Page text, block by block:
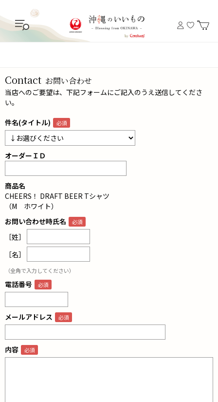
Contact お問い合わせ
当店へのご要望は、下記フォームにご記入のうえ送信してくださ
い。
件名(タイトル)
オーダーＩＤ
商品名
CHEERS！ DRAFT BEER Tシャツ
（M ホワイト）
お問い合わせ時氏名
［姓］
［名］
（全角で入力してください）
電話番号
メールアドレス
内容